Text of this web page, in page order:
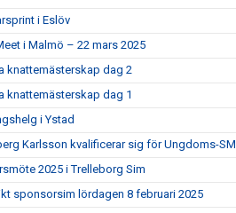
i Eslöv
i Malmö – 22 mars 2025
knattemästerskap dag 2
knattemästerskap dag 1
i Ystad
Karlsson kvalificerar sig för Ungdoms-SM
2025 i Trelleborg Sim
sponsorsim lördagen 8 februari 2025